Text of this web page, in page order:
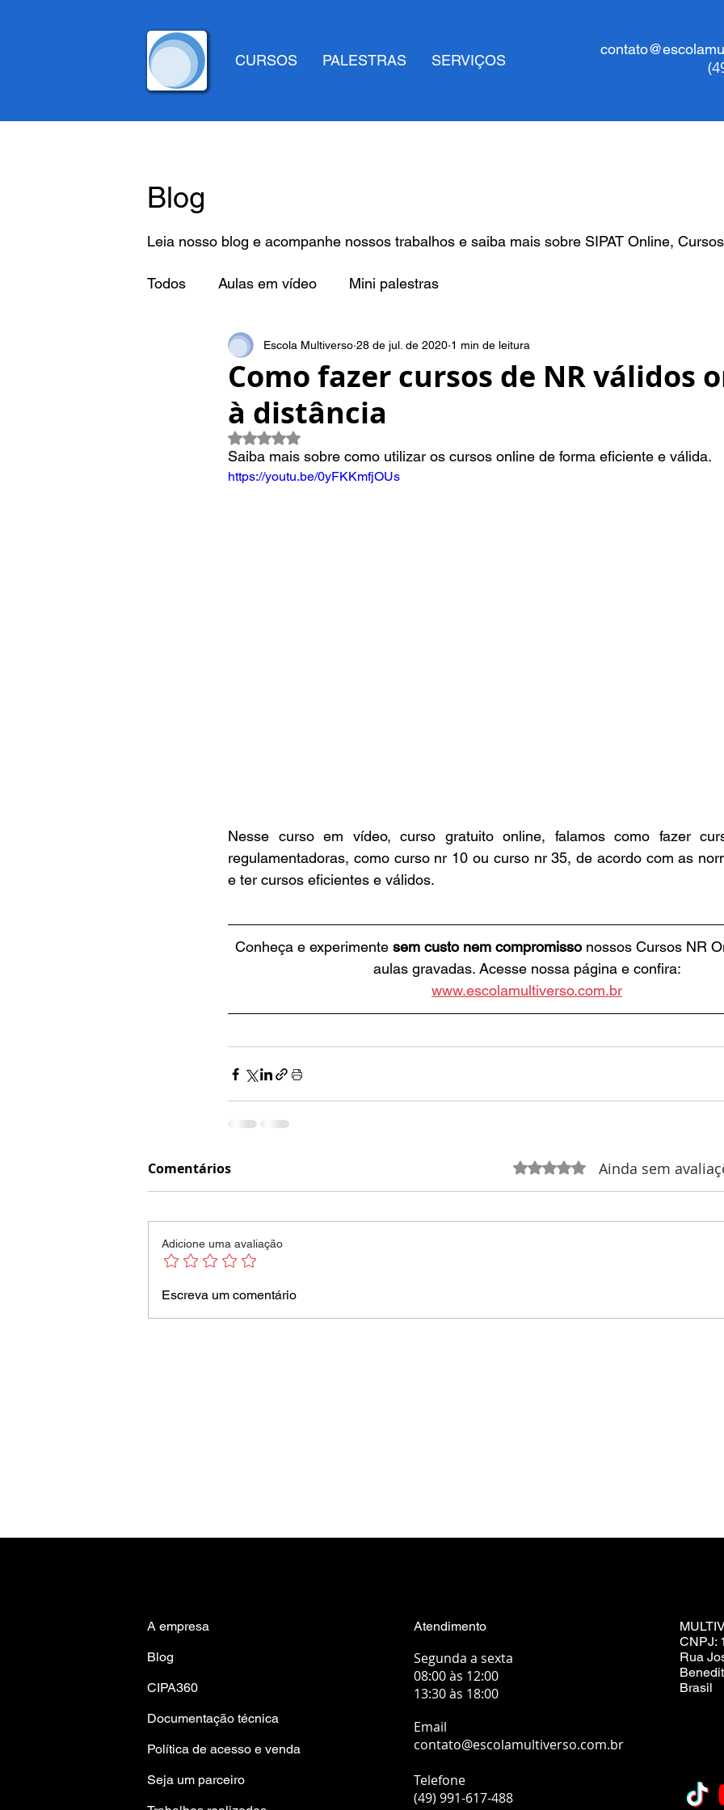
CURSOS PALESTRAS SERVIÇOS
Blog
Leia nosso blog e acompanhe nossos trabalhos e saiba mais sobre SIPAT Online,
Todos Aulas em vídeo Mini palestras
Como fazer cursos de NR válidos
à distância
Escola Multiverso 28 de jul. de 2020 1 min de leitura
Avaliado com NaN de 5 estrelas.
Saiba mais sobre como utilizar os cursos online de forma eficiente e válida.
https://youtu.be/0yFKKmfjOUs
Nesse curso em vídeo, curso gratuito online, falamos como fazer
regulamentadoras, como curso nr 10 ou curso nr 35, de acordo com as
e ter cursos eficientes e válidos.
Conheça e experimente sem custo nem compromisso nossos Cursos NR
aulas gravadas. Acesse nossa página e confira:
www.escolamultiverso.com.br
Comentários Avaliado com 0 de 5 estrelas.
Ainda sem
Adicione uma avaliação
Escreva um comentário
A empresa
Blog
CIPA360
Documentação técnica
Política de acesso e venda
Seja um parceiro
Atendimento
Segunda a sexta
08:00 às 12:00
13:30 às 18:00
Email
contato@escolamultiverso.com.br
Telefone
(49) 991-617-488
CNPJ:
Rua
Brasil